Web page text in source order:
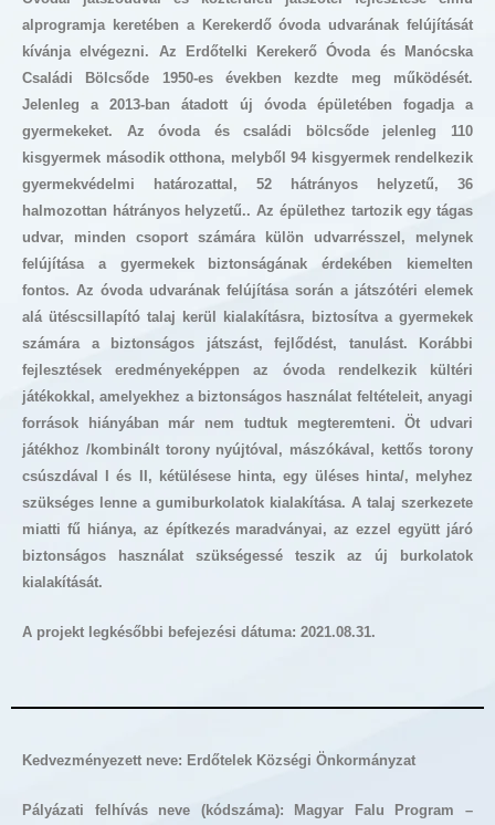
alprogramja keretében a Kerekerdő óvoda udvarának felújítását
kívánja elvégezni. Az Erdőtelki Kerekerő Óvoda és Manócska
Családi Bölcsőde 1950-es években kezdte meg működését.
Jelenleg a 2013-ban átadott új óvoda épületében fogadja a
gyermekeket. Az óvoda és családi bölcsőde jelenleg 110
kisgyermek második otthona, melyből 94 kisgyermek rendelkezik
gyermekvédelmi határozattal, 52 hátrányos helyzetű, 36
halmozottan hátrányos helyzetű.. Az épülethez tartozik egy tágas
udvar, minden csoport számára külön udvarrésszel, melynek
felújítása a gyermekek biztonságának érdekében kiemelten
fontos. Az óvoda udvarának felújítása során a játszótéri elemek
alá ütéscsillapító talaj kerül kialakításra, biztosítva a gyermekek
számára a biztonságos játszást, fejlődést, tanulást. Korábbi
fejlesztések eredményeképpen az óvoda rendelkezik kültéri
játékokkal, amelyekhez a biztonságos használat feltételeit, anyagi
források hiányában már nem tudtuk megteremteni. Öt udvari
játékhoz /kombinált torony nyújtóval, mászókával, kettős torony
csúszdával I és II, kétülésese hinta, egy üléses hinta/, melyhez
szükséges lenne a gumiburkolatok kialakítása. A talaj szerkezete
miatti fű hiánya, az építkezés maradványai, az ezzel együtt járó
biztonságos használat szükségessé teszik az új burkolatok
kialakítását.
A projekt legkésőbbi befejezési dátuma: 2021.08.31.
Kedvezményezett neve: Erdőtelek Községi Önkormányzat
Pályázati felhívás neve (kódszáma): Magyar Falu Program –